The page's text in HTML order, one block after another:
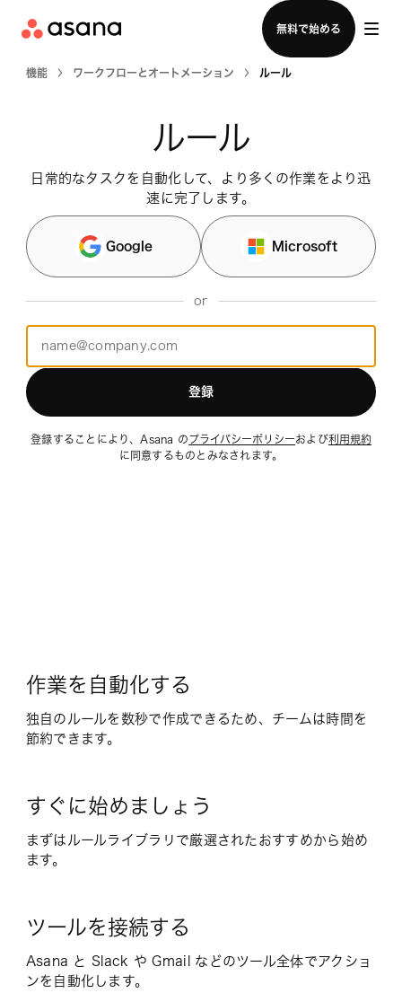
無料で始める
セールスチームに問い合わせる
機能 ワークフローとオートメーション ルール
ルール
日常的なタスクを自動化して、より多くの作業をより迅
速に完了します。
Google Microsoft
or
登録
登録することにより、Asana のプライバシーポリシーおよび利用規約
に同意するものとみなされます。
作業を自動化する
独自のルールを数秒で作成できるため、チームは時間を
節約できます。
すぐに始めましょう
まずはルールライブラリで厳選されたおすすめから始め
ます。
ツールを接続する
Asana と Slack や Gmail などのツール全体でアクショ
ンを自動化します。